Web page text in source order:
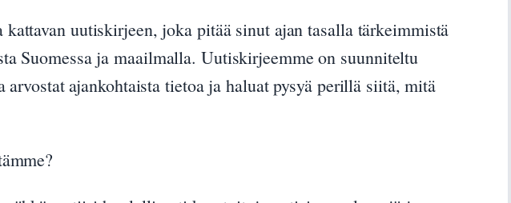
kattavan uutiskirjeen, joka pitää sinut ajan tasalla tärkeimmistä
Suomessa ja maailmalla. Uutiskirjeemme on suunniteltu
ajankohtaista tietoa ja haluat pysyä perillä siitä, mitä